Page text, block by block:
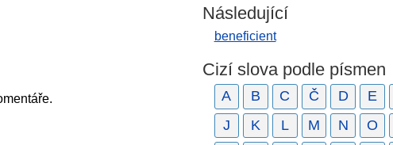
Následující
beneficient
Cizí slova podle písmen
A B C Č D E
J
K L M N O